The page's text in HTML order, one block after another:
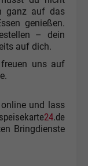
ganz auf das
genießen.
– dein
auf dich.
uns auf
und lass
speisekarte24.de
Bringdienste